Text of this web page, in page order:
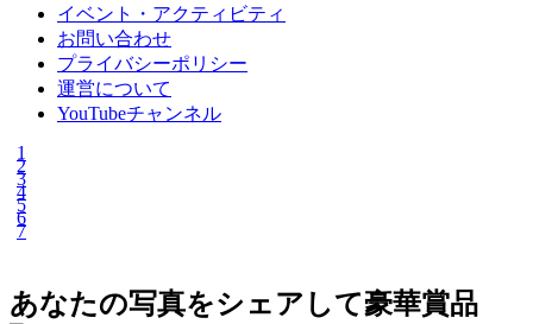
イベント・アクティビティ
お問い合わせ
プライバシーポリシー
運営について
YouTubeチャンネル
1
2
3
4
5
6
7
あなたの写真をシェアして豪華賞品